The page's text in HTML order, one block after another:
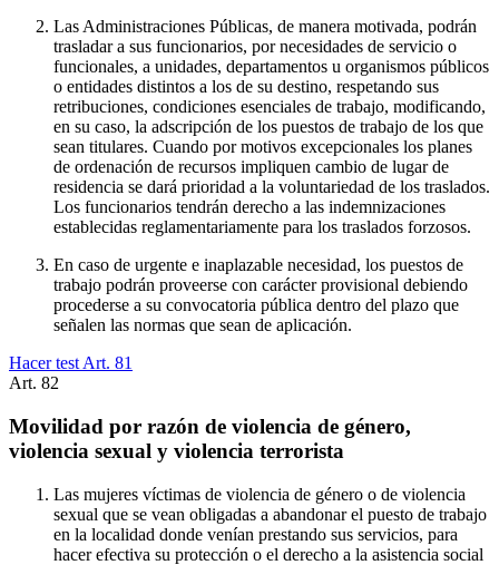
Las Administraciones Públicas, de manera motivada, podrán
trasladar a sus funcionarios, por necesidades de servicio o
funcionales, a unidades, departamentos u organismos públicos
o entidades distintos a los de su destino, respetando sus
retribuciones, condiciones esenciales de trabajo, modificando,
en su caso, la adscripción de los puestos de trabajo de los que
sean titulares. Cuando por motivos excepcionales los planes
de ordenación de recursos impliquen cambio de lugar de
residencia se dará prioridad a la voluntariedad de los traslados.
Los funcionarios tendrán derecho a las indemnizaciones
establecidas reglamentariamente para los traslados forzosos.
En caso de urgente e inaplazable necesidad, los puestos de
trabajo podrán proveerse con carácter provisional debiendo
procederse a su convocatoria pública dentro del plazo que
señalen las normas que sean de aplicación.
Hacer test Art. 81
Art. 82
Movilidad por razón de violencia de género,
violencia sexual y violencia terrorista
Las mujeres víctimas de violencia de género o de violencia
sexual que se vean obligadas a abandonar el puesto de trabajo
en la localidad donde venían prestando sus servicios, para
hacer efectiva su protección o el derecho a la asistencia social